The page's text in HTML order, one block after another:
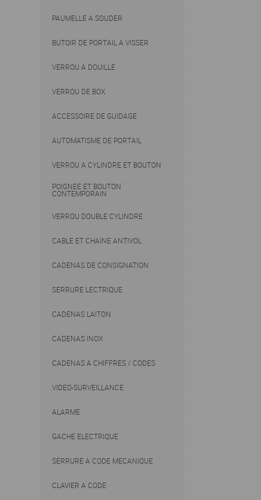
PAUMELLE A SOUDER
BUTOIR DE PORTAIL A VISSER
VERROU A DOUILLE
VERROU DE BOX
ACCESSOIRE DE GUIDAGE
AUTOMATISME DE PORTAIL
VERROU A CYLINDRE ET BOUTON
POIGNEE ET BOUTON
CONTEMPORAIN
VERROU DOUBLE CYLINDRE
CABLE ET CHAINE ANTIVOL
CADENAS DE CONSIGNATION
SERRURE LECTRIQUE
CADENAS LAITON
CADENAS INOX
CADENAS A CHIFFRES / CODES
VIDEO-SURVEILLANCE
ALARME
GACHE ELECTRIQUE
SERRURE A CODE MECANIQUE
CLAVIER A CODE